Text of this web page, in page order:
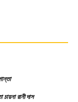
রানী দাস